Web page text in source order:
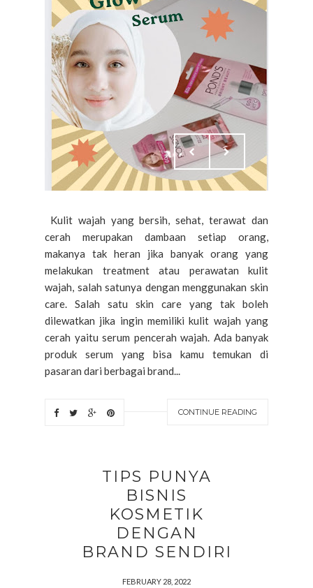
Kulit wajah yang bersih, sehat, terawat dan
cerah merupakan dambaan setiap orang,
makanya tak heran jika banyak orang yang
melakukan treatment atau perawatan kulit
wajah, salah satunya dengan menggunakan skin
care. Salah satu skin care yang tak boleh
dilewatkan jika ingin memiliki kulit wajah yang
cerah yaitu serum pencerah wajah. Ada banyak
produk serum yang bisa kamu temukan di
pasaran dari berbagai brand...
CONTINUE READING
TIPS PUNYA
BISNIS
KOSMETIK
DENGAN
BRAND SENDIRI
FEBRUARY 28, 2022